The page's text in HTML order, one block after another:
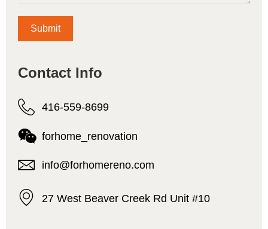
Submit
Contact Info
416-559-8699
forhome_renovation
info@forhomereno.com
27 West Beaver Creek Rd Unit #10